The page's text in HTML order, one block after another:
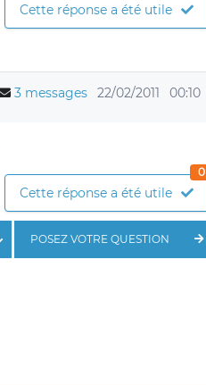
Cette réponse a été utile
3 messages 22/02/2011 00:10
Cette réponse a été utile
0
POSEZ VOTRE QUESTION